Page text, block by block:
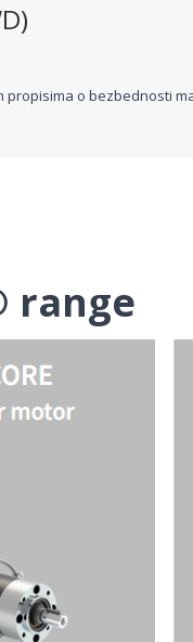
o bezbednosti
range